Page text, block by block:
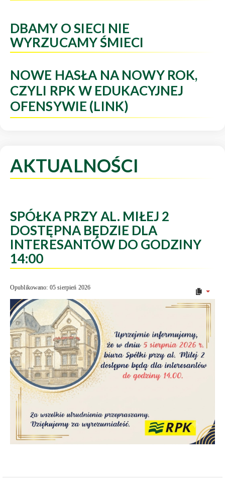
DBAMY O SIECI NIE
WYRZUCAMY ŚMIECI
NOWE HASŁA NA NOWY ROK,
CZYLI RPK W EDUKACYJNEJ
OFENSYWIE (LINK)
AKTUALNOŚCI
SPÓŁKA PRZY AL. MIŁEJ 2
DOSTĘPNA BĘDZIE DLA
INTERESANTÓW DO GODZINY
14:00
Opublikowano: 05 sierpień 2026